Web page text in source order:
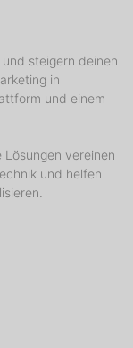
steigern deinen
in
und einem
vereinen
und helfen